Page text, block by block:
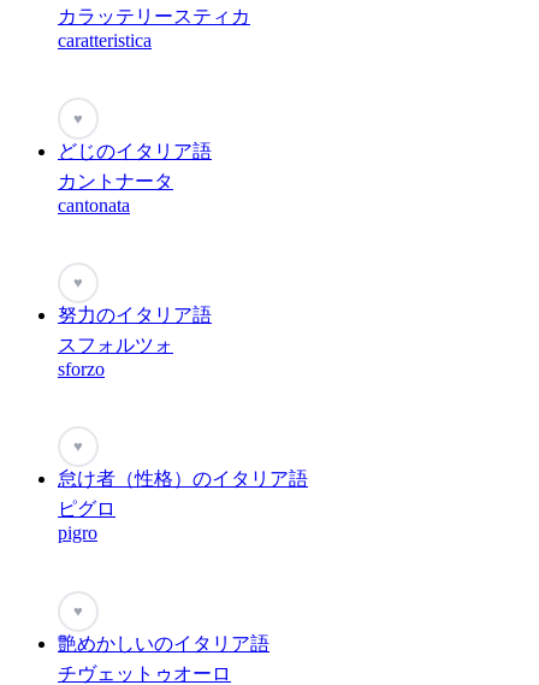
カラッテリースティカ
caratteristica
♥
どじのイタリア語
カントナータ
cantonata
♥
努力のイタリア語
スフォルツォ
sforzo
♥
怠け者（性格）のイタリア語
ピグロ
pigro
♥
艶めかしいのイタリア語
チヴェットゥオーロ